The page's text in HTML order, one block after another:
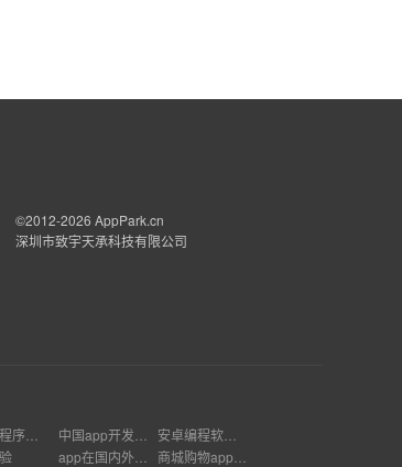
©2012-2026 AppPark.cn
深圳市致宇天承科技有限公司